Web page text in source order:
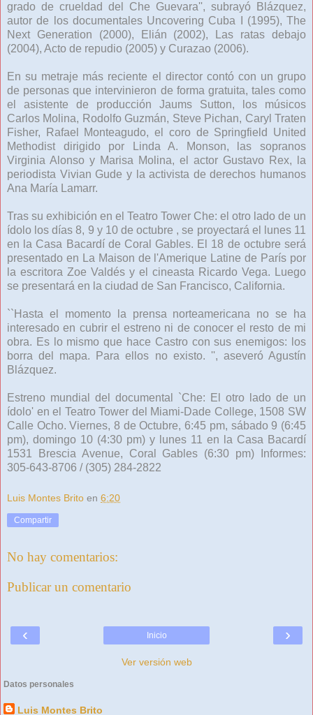
grado de crueldad del Che Guevara'', subrayó Blázquez,
autor de los documentales Uncovering Cuba I (1995), The
Next Generation (2000), Elián (2002), Las ratas debajo
(2004), Acto de repudio (2005) y Curazao (2006).
En su metraje más reciente el director contó con un grupo
de personas que intervinieron de forma gratuita, tales como
el asistente de producción Jaums Sutton, los músicos
Carlos Molina, Rodolfo Guzmán, Steve Pichan, Caryl Traten
Fisher, Rafael Monteagudo, el coro de Springfield United
Methodist dirigido por Linda A. Monson, las sopranos
Virginia Alonso y Marisa Molina, el actor Gustavo Rex, la
periodista Vivian Gude y la activista de derechos humanos
Ana María Lamarr.
Tras su exhibición en el Teatro Tower Che: el otro lado de un
ídolo los días 8, 9 y 10 de octubre , se proyectará el lunes 11
en la Casa Bacardí de Coral Gables. El 18 de octubre será
presentado en La Maison de l'Amerique Latine de París por
la escritora Zoe Valdés y el cineasta Ricardo Vega. Luego
se presentará en la ciudad de San Francisco, California.
``Hasta el momento la prensa norteamericana no se ha
interesado en cubrir el estreno ni de conocer el resto de mi
obra. Es lo mismo que hace Castro con sus enemigos: los
borra del mapa. Para ellos no existo. '', aseveró Agustín
Blázquez.
Estreno mundial del documental `Che: El otro lado de un
ídolo' en el Teatro Tower del Miami-Dade College, 1508 SW
Calle Ocho. Viernes, 8 de Octubre, 6:45 pm, sábado 9 (6:45
pm), domingo 10 (4:30 pm) y lunes 11 en la Casa Bacardí
1531 Brescia Avenue, Coral Gables (6:30 pm) Informes:
305-643-8706 / (305) 284-2822
Luis Montes Brito en 6:20
Compartir
No hay comentarios:
Publicar un comentario
‹ ›
Inicio
Ver versión web
Datos personales
Luis Montes Brito